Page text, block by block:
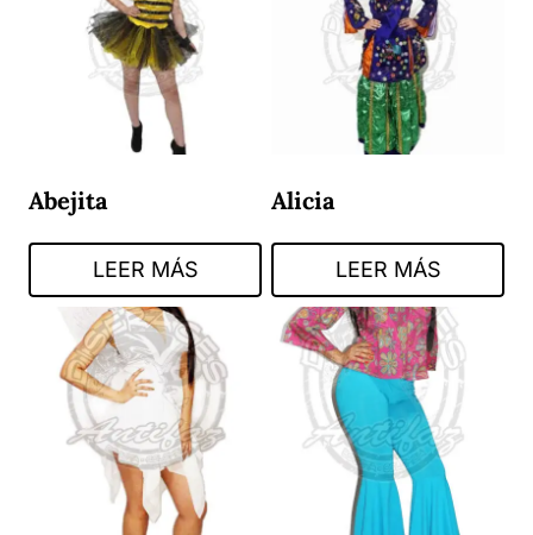
Abejita
LEER MÁS
Alicia
LEER MÁS